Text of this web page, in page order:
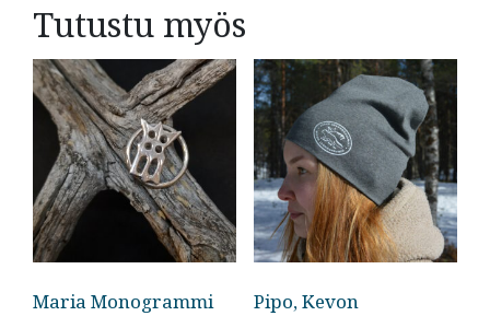
Tutustu myös
Maria Monogrammi
Pipo, Kevon